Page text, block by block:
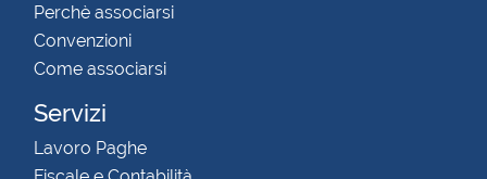
Perchè associarsi
Convenzioni
Come associarsi
Servizi
Lavoro Paghe